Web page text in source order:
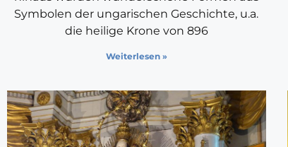
Symbolen der ungarischen Geschichte, u.a.
die heilige Krone von 896
Weiterlesen »